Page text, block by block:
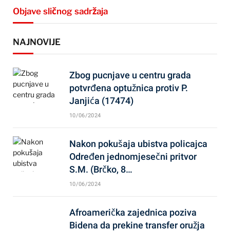
Objave sličnog sadržaja
NAJNOVIJE
Zbog pucnjave u centru grada
potvrđena optužnica protiv P.
Janjića (17474)
10/06/2024
Nakon pokušaja ubistva policajca
Određen jednomjesečni pritvor
S.M. (Brčko, 8…
10/06/2024
Afroamerička zajednica poziva
Bidena da prekine transfer oružja